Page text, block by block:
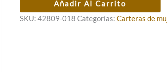
Sophia
cantidad
Añadir Al Carrito
SKU:42809-018 Categorías:Carteras de